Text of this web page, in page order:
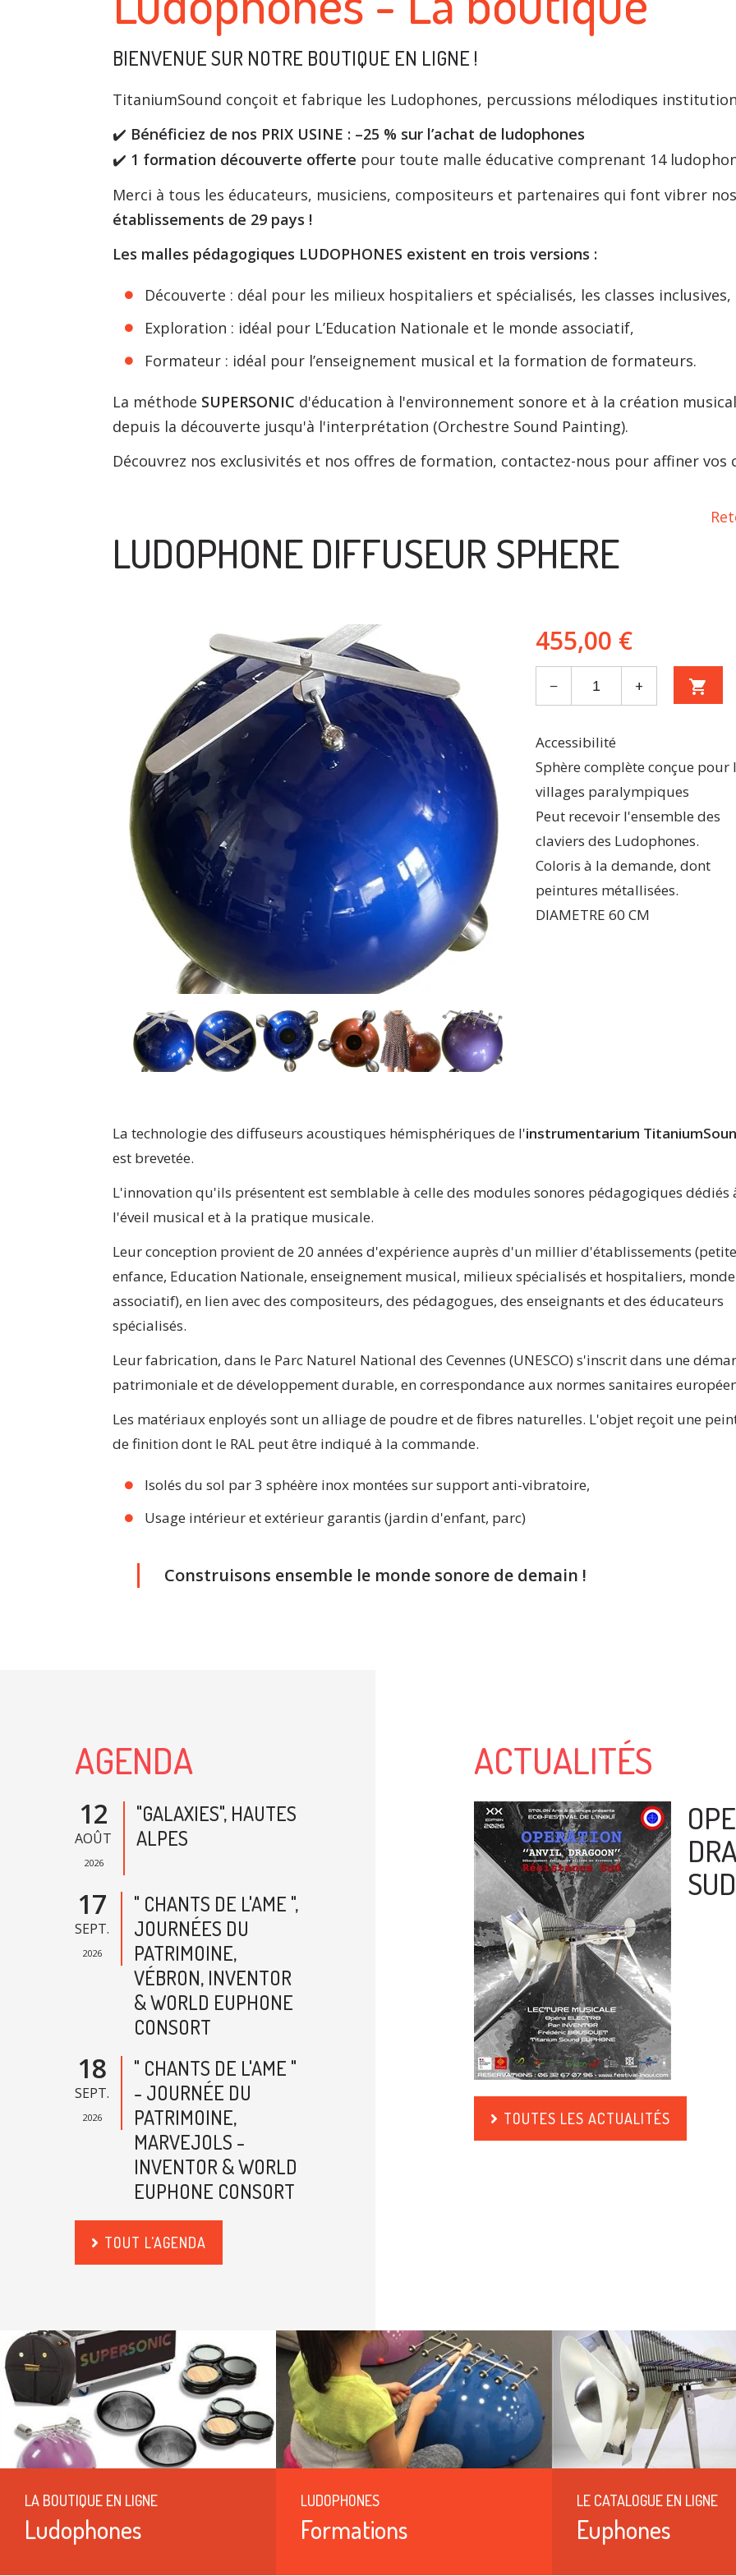
BIENVENUE SUR NOTRE BOUTIQUE EN LIGNE !
TitaniumSound conçoit et fabrique les Ludophones, percussions mélodiques
✔ Bénéficiez de nos PRIX USINE : –25 % sur l’achat de ludophones
✔ 1 formation découverte offerte pour toute malle éducative comprenant 14
Merci à tous les éducateurs, musiciens, compositeurs et partenaires qui font vibrer
établissements de 29 pays !
Les malles pédagogiques LUDOPHONES existent en trois versions :
Découverte : déal pour les milieux hospitaliers et spécialisés, les classes inclusives,
Exploration : idéal pour L’Education Nationale et le monde associatif,
Formateur : idéal pour l’enseignement musical et la formation de formateurs.
La méthode SUPERSONIC d'éducation à l'environnement sonore et à la création
depuis la découverte jusqu'à l'interprétation (Orchestre Sound Painting).
Découvrez nos exclusivités et nos offres de formation, contactez-nous pour affiner vos
LUDOPHONE DIFFUSEUR SPHERE
455,00 €
− + shopping_cart
Accessibilité
Sphère complète conçue pour
villages paralympiques
Peut recevoir l'ensemble des
claviers des Ludophones.
Coloris à la demande, dont
peintures métallisées.
DIAMETRE 60 CM
La technologie des diffuseurs acoustiques hémisphériques de l'instrumentarium
est brevetée.
L'innovation qu'ils présentent est semblable à celle des modules sonores pédagogiques dédiés
l'éveil musical et à la pratique musicale.
Leur conception provient de 20 années d'expérience auprès d'un millier d'établissements (petite
enfance, Education Nationale, enseignement musical, milieux spécialisés et hospitaliers, monde
associatif), en lien avec des compositeurs, des pédagogues, des enseignants et des éducateurs
spécialisés.
Leur fabrication, dans le Parc Naturel National des Cevennes (UNESCO) s'inscrit dans une
patrimoniale et de développement durable, en correspondance aux normes sanitaires
Les matériaux enployés sont un alliage de poudre et de fibres naturelles. L'objet reçoit une
de finition dont le RAL peut être indiqué à la commande.
Isolés du sol par 3 sphéère inox montées sur support anti-vibratoire,
Usage intérieur et extérieur garantis (jardin d'enfant, parc)
Construisons ensemble le monde sonore de demain !
ACTUALITÉS
TOUTES LES ACTUALITÉS
AGENDA
12
AOÛT
2026
"GALAXIES", HAUTES
ALPES
17
SEPT.
2026
" CHANTS DE L'AME ",
JOURNÉES DU
PATRIMOINE,
VÉBRON, INVENTOR
& WORLD EUPHONE
CONSORT
18
SEPT.
2026
" CHANTS DE L'AME "
- JOURNÉE DU
PATRIMOINE,
MARVEJOLS -
INVENTOR & WORLD
EUPHONE CONSORT
TOUT L'AGENDA
LA BOUTIQUE EN LIGNE
Ludophones
LUDOPHONES
Formations
LE CATALOGUE EN LIGNE
Euphones